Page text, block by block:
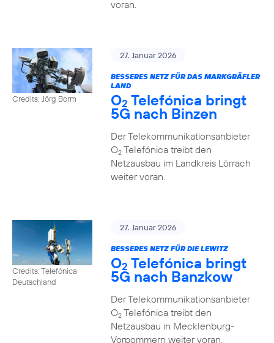
voran.
Credits: Jörg Borm
27. Januar 2026
BESSERES NETZ FÜR DAS MARKGRÄFLER
LAND
O2 Telefónica bringt
5G nach Binzen
Der Telekommunikationsanbieter
O2Telefónica treibt den
Netzausbau im Landkreis Lörrach
weiter voran.
Credits: Telefónica
Deutschland
27. Januar 2026
BESSERES NETZ FÜR DIE LEWITZ
O2 Telefónica bringt
5G nach Banzkow
Der Telekommunikationsanbieter
O2Telefónica treibt den
Netzausbau in Mecklenburg-
Vorpommern weiter voran.